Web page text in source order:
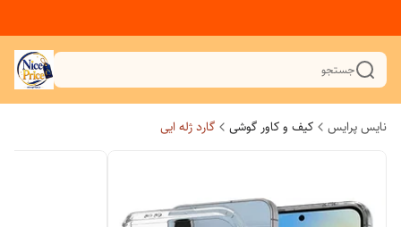
جستجو
نایس پرایس کیف و کاور گوشی گارد ژله ایی